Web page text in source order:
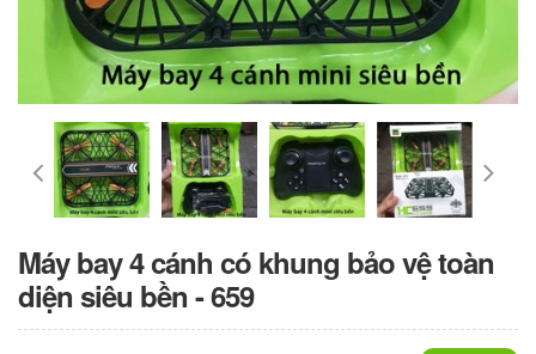
Máy bay 4 cánh có khung bảo vệ toàn
diện siêu bền - 659